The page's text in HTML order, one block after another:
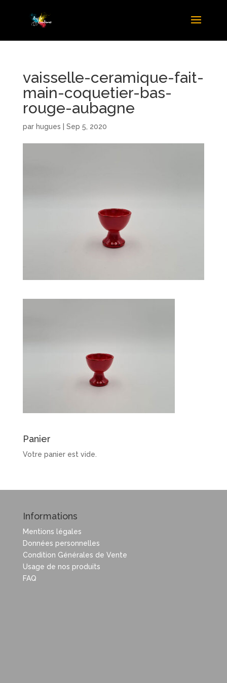
vaisselle-ceramique-fait-
main-coquetier-bas-
rouge-aubagne
par hugues Sep 5, 2020
Panier
Votre panier est vide.
Informations
Mentions légales
Données personnelles
Condition Générales de Vente
Usage de nos produits
FAQ